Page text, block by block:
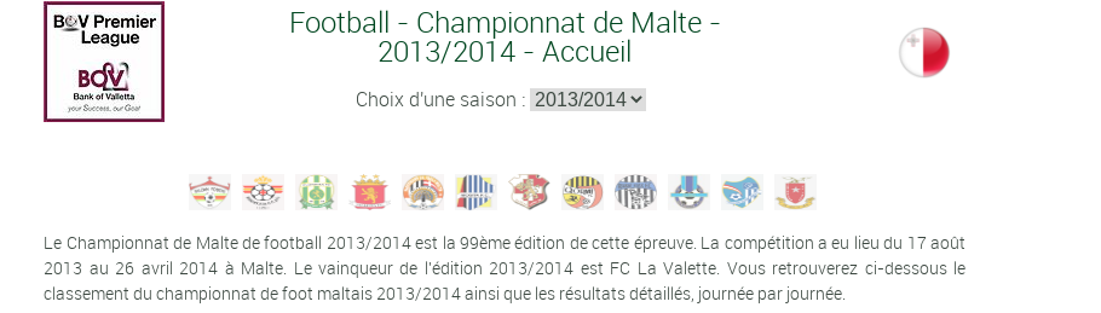
Football - Championnat de Malte -
2013/2014 - Accueil
Choix d'une saison :
Le Championnat de Malte de football 2013/2014 est la 99ème édition de cette épreuve. La compétition a eu lieu du 17 août
2013 au 26 avril 2014 à Malte. Le vainqueur de l'édition 2013/2014 est FC La Valette. Vous retrouverez ci-dessous le
classement du championnat de foot maltais 2013/2014 ainsi que les résultats détaillés, journée par journée.